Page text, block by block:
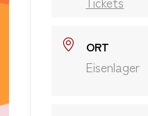
ORT
Eisenlager